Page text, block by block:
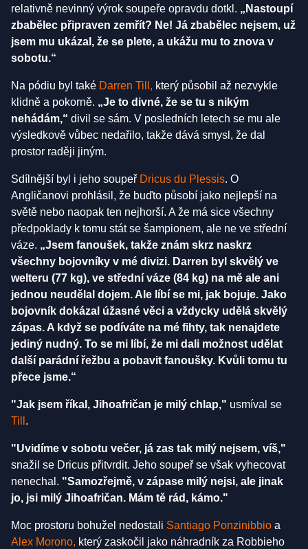
relativně nevinný výrok soupeře opravdu dotkl. „Nastoupí
zbabělec připraven zemřít? Ne! Já zbabělec nejsem, už
jsem mu ukázal, že se plete, a ukážu mu to znova v
sobotu.“
Na pódiu byl také Darren Till, který působil až nezvykle
klidně a pokorně. „Je to divné, že se tu s nikým
nehádám,“ divil se sám. V posledních letech se mu ale
výsledkově vůbec nedařilo, takže dává smysl, že dal
prostor raději jiným.
Sdílnější byl i jeho soupeř Dricus du Plessis. O
Angličanovi prohlásil, že buďto působí jako nejlepší na
světě nebo naopak ten nejhorší. A že má sice všechny
předpoklady k tomu stát se šampionem, ale ne ve střední
váze. „Jsem fanoušek, takže znám skrz naskrz
všechny bojovníky v mé divizi. Darren byl skvělý ve
welteru (77 kg), ve střední váze (84 kg) na mě ale ani
jednou neudělal dojem. Ale líbí se mi, jak bojuje. Jako
bojovník dokázal úžasné věci a vždycky udělá skvělý
zápas. A když se podíváte na mé fihty, tak nenajdete
jediný nudný. To se mi líbí, že mi dali možnost udělat
další parádní řežbu a pobavit fanoušky. Kvůli tomu tu
přece jsme.“
"Jak jsem říkal, Jihoafričan je milý chlap," usmíval se
Till .
"Uvidíme v sobotu večer, já zas tak milý nejsem, víš,"
snažil se Dricus přitvrdit. Jeho soupeř se však vyhecovat
nenechal. "Samozřejmě, v zápase milý nejsi, ale jinak
jo, jsi milý Jihoafričan. Mám tě rád, kámo."
Moc prostoru bohužel nedostali Santiago Ponzinibbio a
Alex Morono, který zaskočil jako náhradník za Robbieho